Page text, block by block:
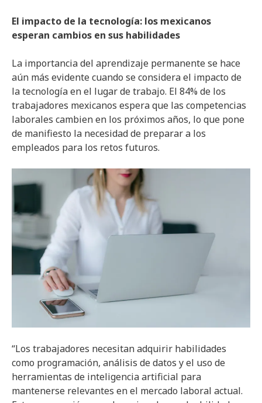
El impacto de la tecnología: los mexicanos
esperan cambios en sus habilidades
La importancia del aprendizaje permanente se hace
aún más evidente cuando se considera el impacto de
la tecnología en el lugar de trabajo. El 84% de los
trabajadores mexicanos espera que las competencias
laborales cambien en los próximos años, lo que pone
de manifiesto la necesidad de preparar a los
empleados para los retos futuros.
“Los trabajadores necesitan adquirir habilidades
como programación, análisis de datos y el uso de
herramientas de inteligencia artificial para
mantenerse relevantes en el mercado laboral actual.